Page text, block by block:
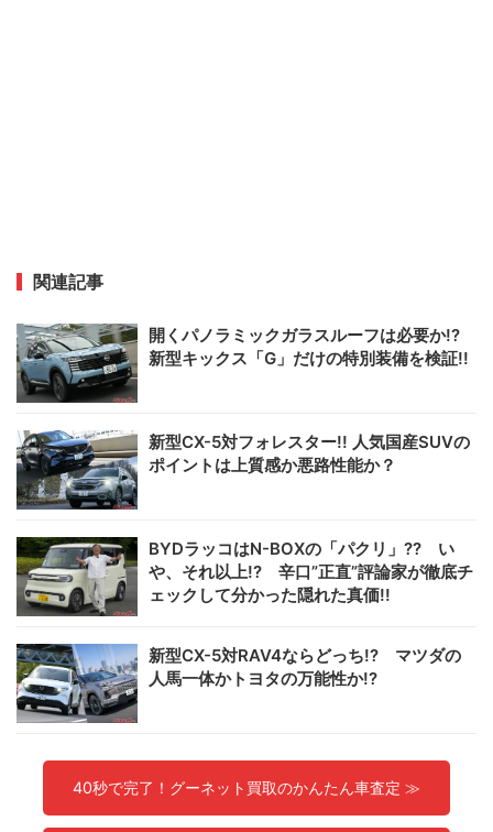
関連記事
開くパノラミックガラスルーフは必要か!?
新型キックス「G」だけの特別装備を検証!!
新型CX-5対フォレスター!! 人気国産SUVの
ポイントは上質感か悪路性能か？
BYDラッコはN-BOXの「パクリ」?? い
や、それ以上!? 辛口”正直”評論家が徹底チ
ェックして分かった隠れた真価!!
新型CX-5対RAV4ならどっち!? マツダの
人馬一体かトヨタの万能性か!?
40秒で完了！グーネット買取のかんたん車査定 ≫